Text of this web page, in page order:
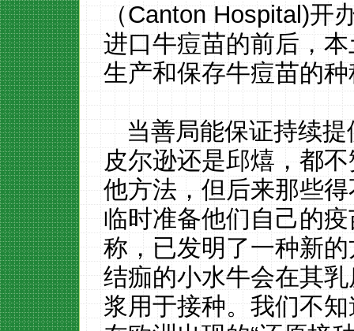
（Canton Hospital)开
进口牛痘苗的前后，
生产和保存牛痘苗的
当善局能保证持续
皮尔逊还是邱熺，都
他方法，但后来那些
临时准备他们自己的
称，已发明了一种新
结痂的小水牛会在其
浆用于接种。我们不